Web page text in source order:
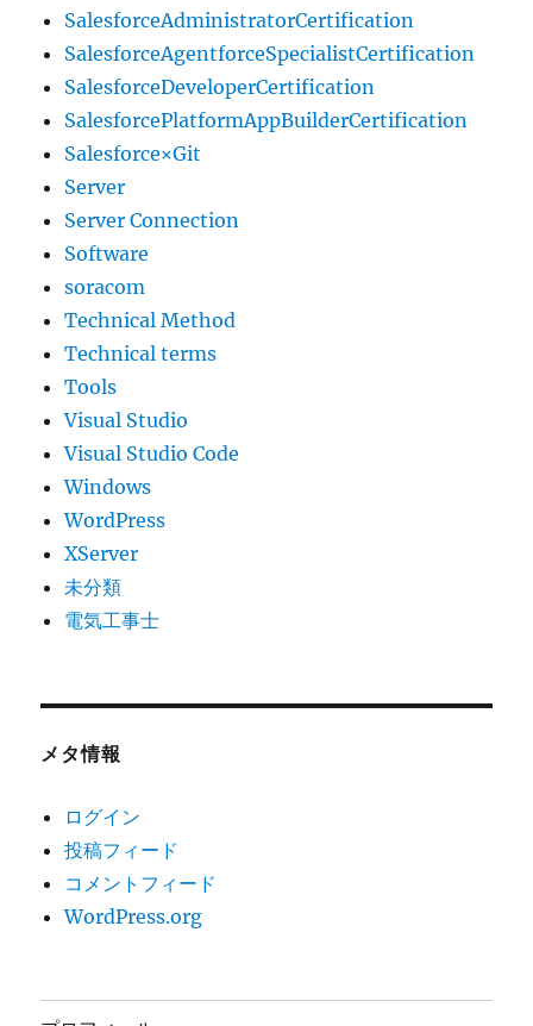
SalesforceAdministratorCertification
SalesforceAgentforceSpecialistCertification
SalesforceDeveloperCertification
SalesforcePlatformAppBuilderCertification
Salesforce×Git
Server
Server Connection
Software
soracom
Technical Method
Technical terms
Tools
Visual Studio
Visual Studio Code
Windows
WordPress
XServer
未分類
電気工事士
メタ情報
ログイン
投稿フィード
コメントフィード
WordPress.org